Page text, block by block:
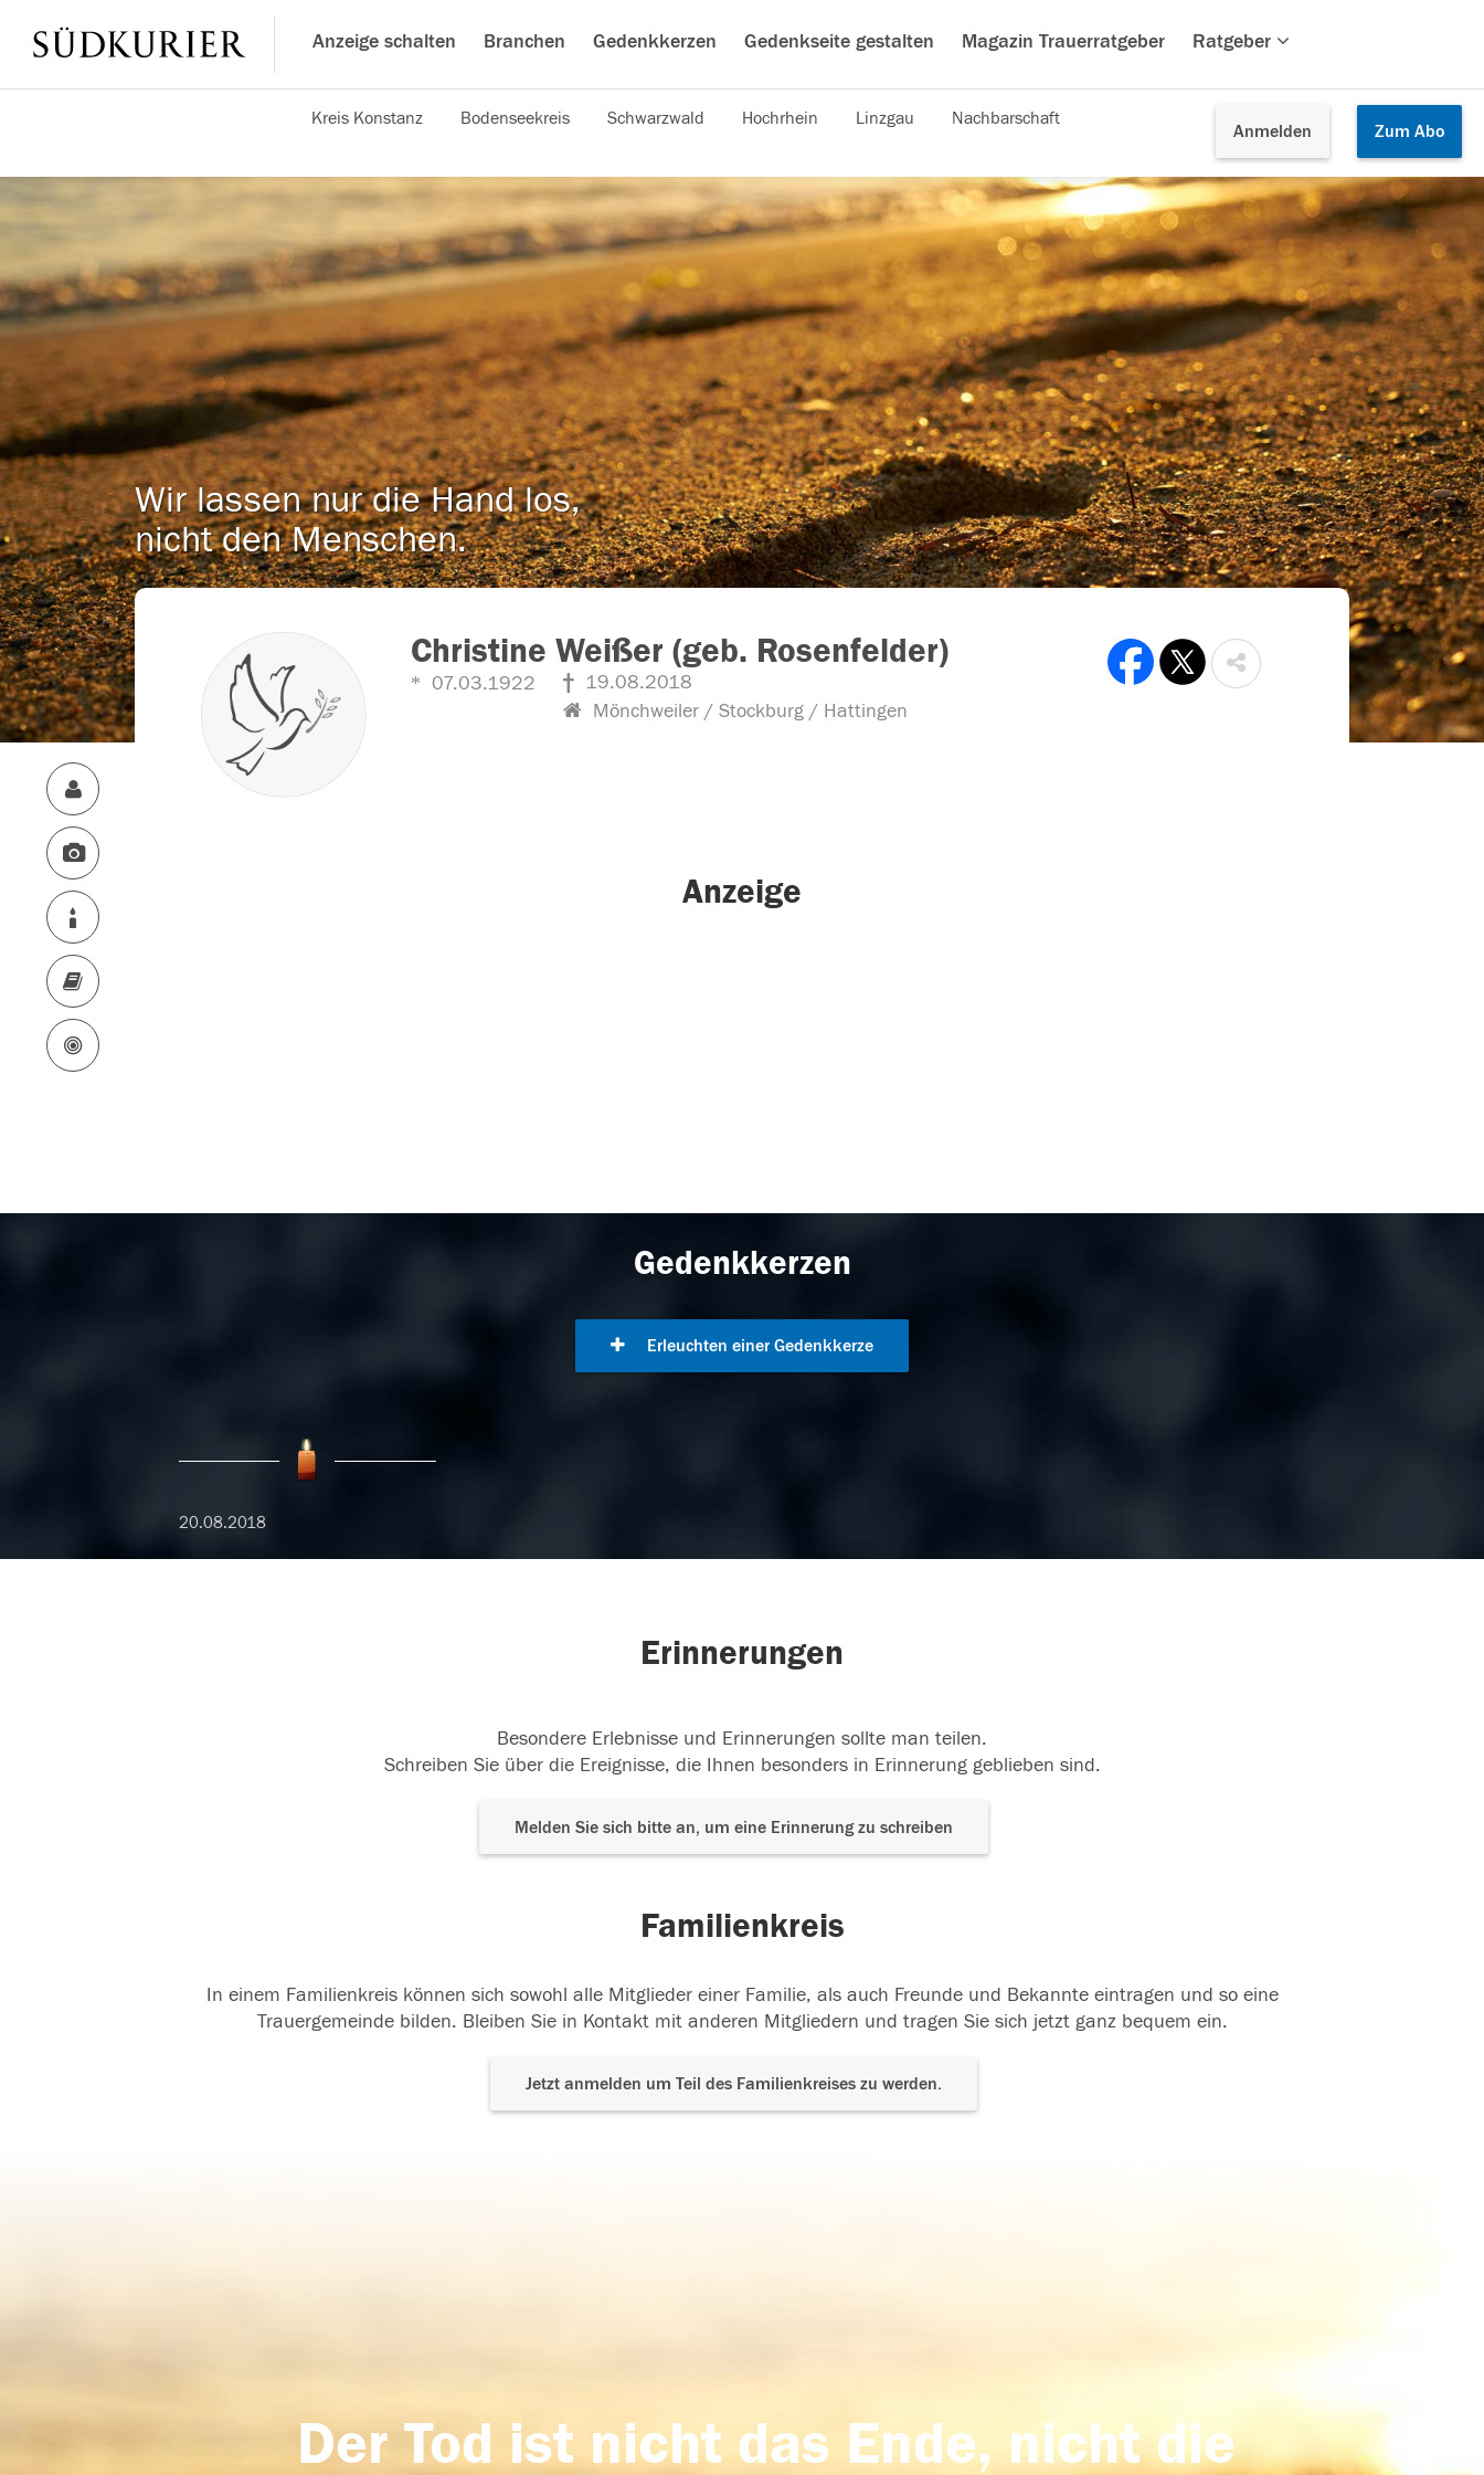
Anzeige schalten Branchen Gedenkkerzen Gedenkseite gestalten Magazin Trauerratgeber Ratgeber
Anmelden Zum Abo
Kreis Konstanz Bodenseekreis Schwarzwald Hochrhein Linzgau Nachbarschaft
Wir lassen nur die Hand los,
nicht den Menschen.
Christine Weißer (geb. Rosenfelder)
07.03.1922
19.08.2018
Mönchweiler / Stockburg / Hattingen
Anzeige
Gedenkkerzen
Erleuchten einer Gedenkkerze
20.08.2018
Erinnerungen
Besondere Erlebnisse und Erinnerungen sollte man teilen.
Schreiben Sie über die Ereignisse, die Ihnen besonders in Erinnerung geblieben sind.
Melden Sie sich bitte an, um eine Erinnerung zu schreiben
Familienkreis
In einem Familienkreis können sich sowohl alle Mitglieder einer Familie, als auch Freunde und Bekannte eintragen und so eine
Trauergemeinde bilden. Bleiben Sie in Kontakt mit anderen Mitgliedern und tragen Sie sich jetzt ganz bequem ein.
Jetzt anmelden um Teil des Familienkreises zu werden.
Der Tod ist nicht das Ende, nicht die